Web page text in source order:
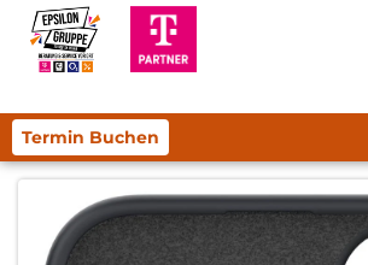
Termin Buchen